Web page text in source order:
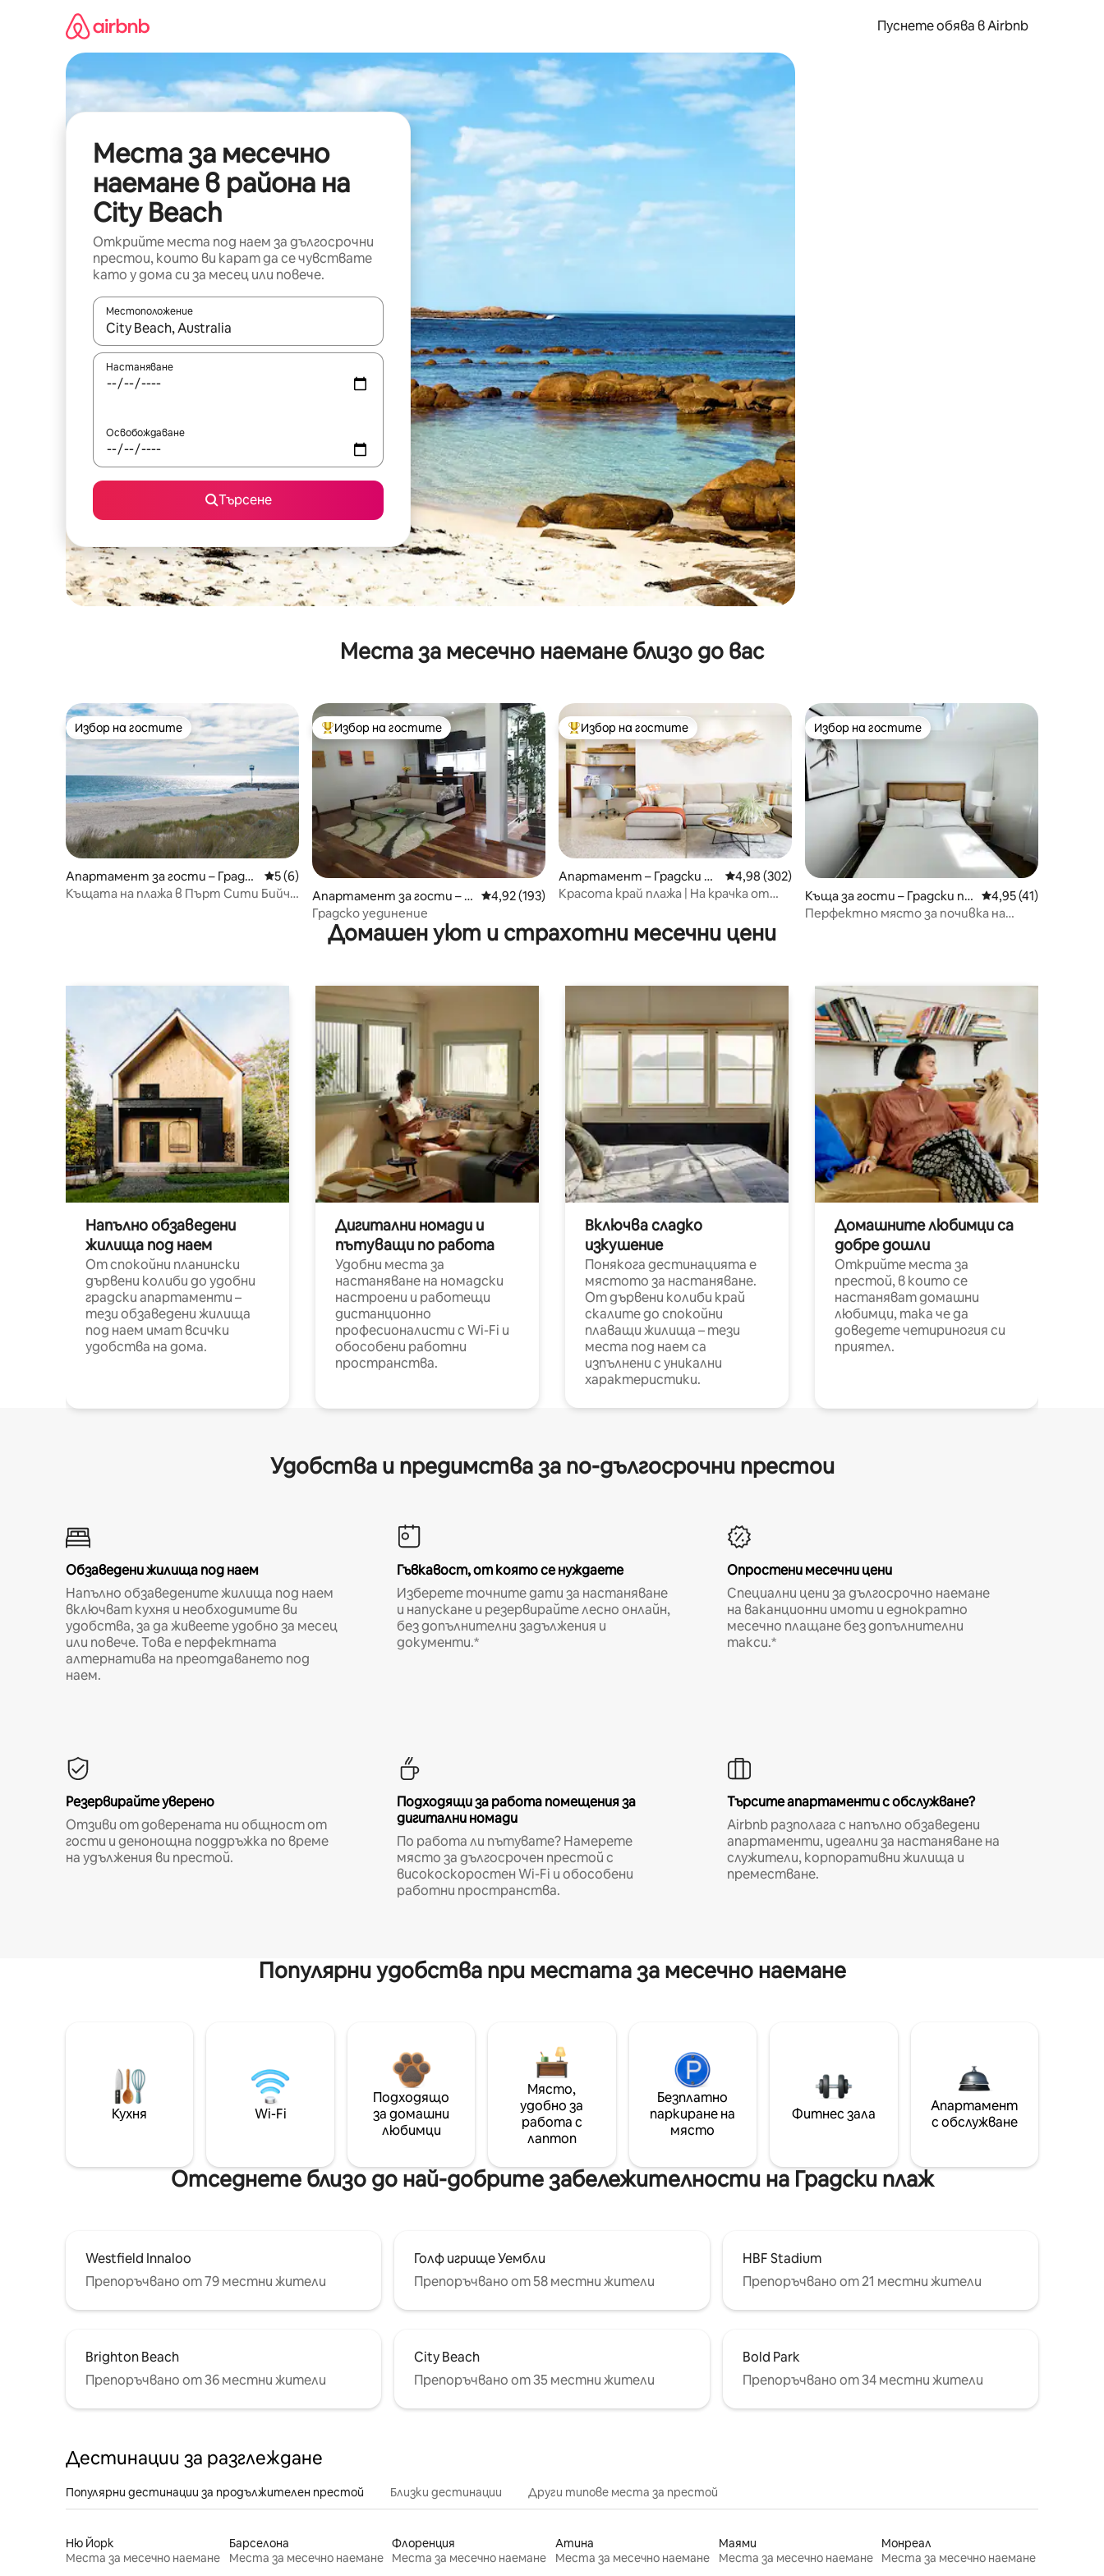
съдържанието
Пуснете обява в Airbnb
Места за месечно
наемане в района на
City Beach
Открийте места под наем за дългосрочни
престои, които ви карат да се чувствате
като у дома си за месец или повече.
Местоположение
Когато резултатите се покажат, използвайте клавишите със стрелки нагоре и надолу или навигирайте с докосване или плъзгане.
Настаняване
Освобождаване
Търсене
Места за месечно наемане близо до вас
Избор на гостите
Избор на гостите
Апартамент за гости – Градск
и плаж
Средна оценка: 5 от 5, 6 отзива
5 (6)
Къщата на плажа в Пърт Сити Бийч,
Най-популярен избор на гостите
Избор на гостите
Апартамент за гости – Ф
лорият
Средна оценка: 4,92 от 5, 193 отзива
4,92 (193)
Градско уединение
Най-популярен избор на гостите
Избор на гостите
Апартамент – Градски пл
аж
Средна оценка: 4,98 от 5, 302 отзива
4,98 (302)
Красота край плажа | На крачка от
Избор на гостите
Избор на гостите
Къща за гости – Градски пл
аж
Средна оценка:
4,95 (41)
Перфектно място за почивка на
Домашен уют и страхотни месечни цени
Напълно обзаведени
жилища под наем
От спокойни планински
дървени колиби до удобни
градски апартаменти –
тези обзаведени жилища
под наем имат всички
удобства на дома.
Дигитални номади и
пътуващи по работа
Удобни места за
настаняване на номадски
настроени и работещи
дистанционно
професионалисти с Wi-Fi и
обособени работни
пространства.
Включва сладко
изкушение
Понякога дестинацията е
мястото за настаняване.
От дървени колиби край
скалите до спокойни
плаващи жилища – тези
места под наем са
изпълнени с уникални
характеристики.
Домашните любимци са
добре дошли
Открийте места за
престой, в които се
настаняват домашни
любимци, така че да
доведете четириногия си
приятел.
Удобства и предимства за по-дългосрочни престои
Обзаведени жилища под наем
Напълно обзаведените жилища под наем
включват кухня и необходимите ви
удобства, за да живеете удобно за месец
или повече. Това е перфектната
алтернатива на преотдаването под
наем.
Гъвкавост, от която се нуждаете
Изберете точните дати за настаняване
и напускане и резервирайте лесно онлайн,
без допълнителни задължения и
документи.*
Опростени месечни цени
Специални цени за дългосрочно наемане
на ваканционни имоти и еднократно
месечно плащане без допълнителни
такси.*
Резервирайте уверено
Отзиви от доверената ни общност от
гости и денонощна поддръжка по време
на удължения ви престой.
Подходящи за работа помещения за
дигитални номади
По работа ли пътувате? Намерете
място за дългосрочен престой с
високоскоростен Wi-Fi и обособени
работни пространства.
Търсите апартаменти с обслужване?
Airbnb разполага с напълно обзаведени
апартаменти, идеални за настаняване на
служители, корпоративни жилища и
преместване.
Популярни удобства при местата за месечно наемане
Кухня Wi-Fi
Подходящо
за домашни
любимци
Място,
удобно за
работа с
лаптоп
Безплатно
паркиране на
място
Фитнес зала
Апартамент
с обслужване
Отседнете близо до най-добрите забележителности на Градски плаж
Westfield Innaloo
Препоръчвано от 79 местни жители
Голф игрище Уембли
Препоръчвано от 58 местни жители
HBF Stadium
Препоръчвано от 21 местни жители
Brighton Beach
Препоръчвано от 36 местни жители
City Beach
Препоръчвано от 35 местни жители
Bold Park
Препоръчвано от 34 местни жители
Дестинации за разглеждане
Популярни дестинации за продължителен престой Близки дестинации Други типове места за престой
Ню Йорк
Места за месечно наемане
Барселона
Места за месечно наемане
Флоренция
Места за месечно наемане
Атина
Места за месечно наемане
Маями
Места за месечно наемане
Монреал
Места за месечно наемане